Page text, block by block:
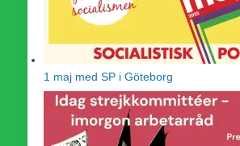
1 maj med SP i Göteborg